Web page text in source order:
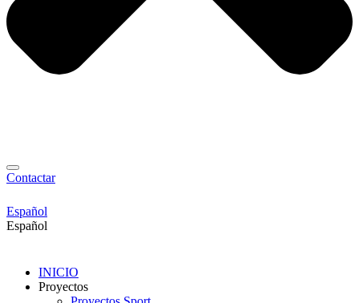
Contactar
Español
Español
INICIO
Proyectos